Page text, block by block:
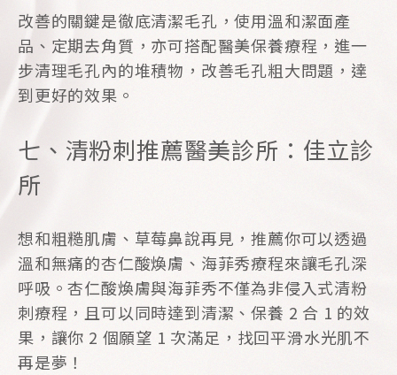
改善的關鍵是徹底清潔毛孔，使用溫和潔面產
品、定期去角質，亦可搭配醫美保養療程，進一
步清理毛孔內的堆積物，改善毛孔粗大問題，達
到更好的效果。
七、清粉刺推薦醫美診所：佳立診
所
想和粗糙肌膚、草莓鼻說再見，推薦你可以透過
溫和無痛的杏仁酸煥膚、海菲秀療程來讓毛孔深
呼吸。杏仁酸煥膚與海菲秀不僅為非侵入式清粉
刺療程，且可以同時達到清潔、保養 2 合 1 的效
果，讓你 2 個願望 1 次滿足，找回平滑水光肌不
再是夢！